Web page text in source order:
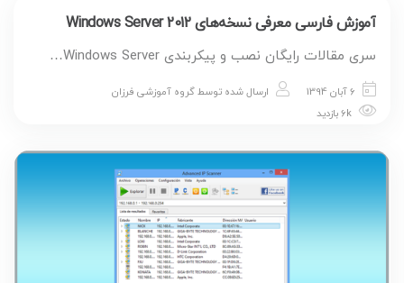
آموزش فارسی معرفی نسخه‌های Windows Server 2012
سری مقالات رایگان نصب و پیکربندی Windows Server…
6 آبان 1394 ارسال شده توسطگروه آموزشی فرزان